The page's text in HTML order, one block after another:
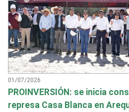
01/07/2026
PROINVERSIÓN: se inicia
represa Casa Blanca en